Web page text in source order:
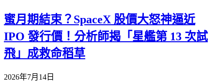
蜜月期結束？SpaceX 股價大怒神逼近
IPO 發行價！分析師揭「星艦第 13 次試
飛」成救命稻草
2026年7月14日